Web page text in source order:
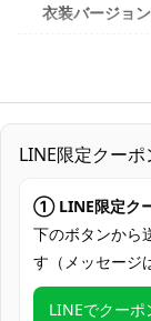
衣装バージョン
発送予定
支払い方法
LINE限定クー
① LINE限定ク
下のボタンから
す（メッセージ
LINEでクーポ